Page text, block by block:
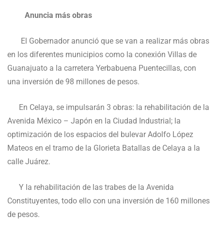
Anuncia más obras
El Gobernador anunció que se van a realizar más obras
en los diferentes municipios como la conexión Villas de
Guanajuato a la carretera Yerbabuena Puentecillas, con
una inversión de 98 millones de pesos.
En Celaya, se impulsarán 3 obras: la rehabilitación de la
Avenida México – Japón en la Ciudad Industrial; la
optimización de los espacios del bulevar Adolfo López
Mateos en el tramo de la Glorieta Batallas de Celaya a la
calle Juárez.
Y la rehabilitación de las trabes de la Avenida
Constituyentes, todo ello con una inversión de 160 millones
de pesos.